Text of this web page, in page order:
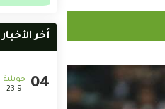
أخر الأخبار
23:9